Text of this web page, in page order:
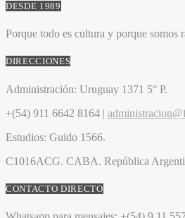
DESDE 1989
Porque todo es cultura y porque somos
DIRECCIONES
Administración: Uruguay 1371 5° P.
+(54) 911 6642 8164 |
Estudios: Guido 1566.
C1016ACG. CABA. República
CONTACTO DIRECTO